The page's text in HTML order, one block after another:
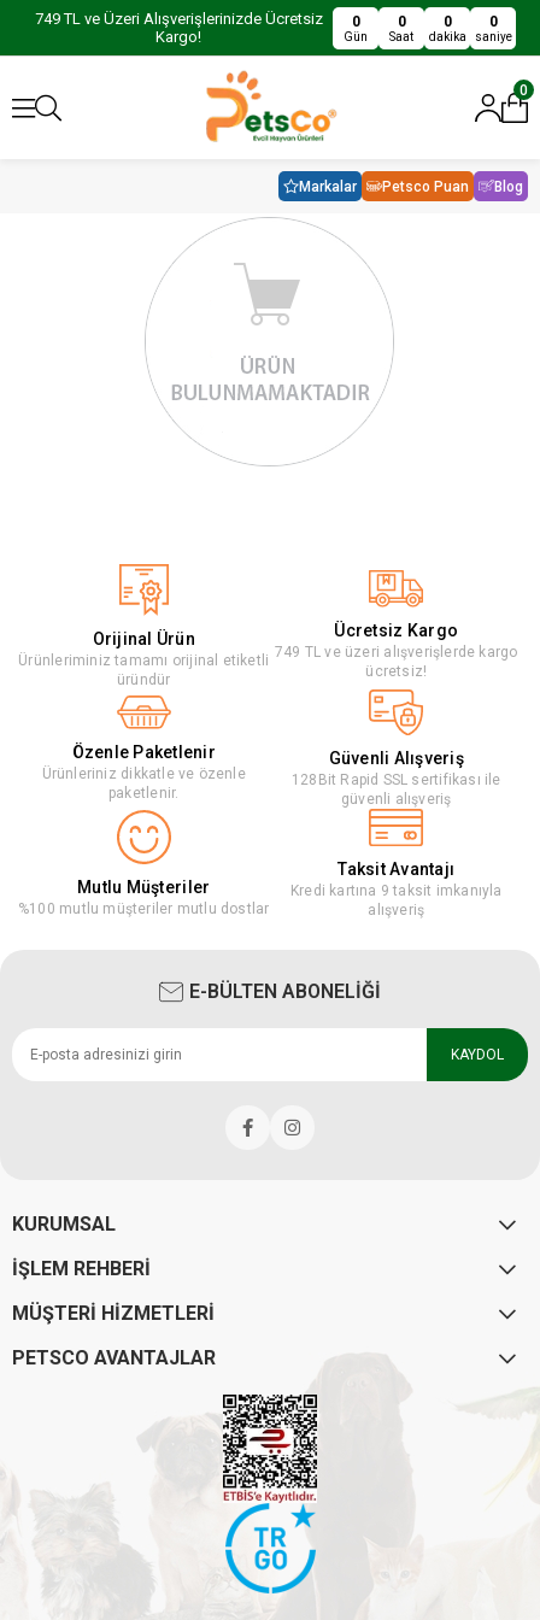
749 TL ve Üzeri Alışverişlerinizde Ücretsiz
Kargo!
0
Gün
0
Saat
0
dakika
0
saniye
0
Markalar Petsco Puan Blog
Orijinal Ürün
Ürünleriminiz tamamı orijinal etiketli
üründür
Ücretsiz Kargo
749 TL ve üzeri alışverişlerde kargo
ücretsiz!
Özenle Paketlenir
Ürünleriniz dikkatle ve özenle
paketlenir.
Güvenli Alışveriş
128Bit Rapid SSL sertifikası ile
güvenli alışveriş
Mutlu Müşteriler
%100 mutlu müşteriler mutlu dostlar
Taksit Avantajı
Kredi kartına 9 taksit imkanıyla
alışveriş
E-BÜLTEN ABONELİĞİ
KAYDOL
KURUMSAL
İŞLEM REHBERİ
MÜŞTERİ HİZMETLERİ
PETSCO AVANTAJLAR